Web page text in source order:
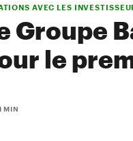
AVEC LES
Groupe
le
MIN